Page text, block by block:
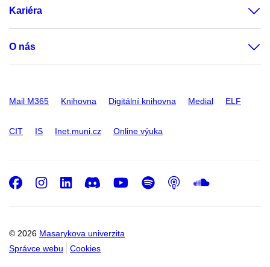
Kariéra
O nás
Mail M365 Knihovna Digitální knihovna Medial ELF
CIT IS Inet.muni.cz Online výuka
© 2026 Masarykova univerzita
Správce webu
Cookies
Facebook
Instagram
LinkedIn
DiscordYoutube
Spotify
Podcast